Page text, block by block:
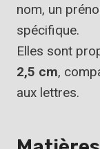
nom, un
spécifique.
Elles sont
2,5 cm,
aux lettres.